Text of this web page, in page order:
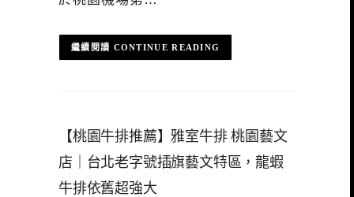
CONTINUE READING
【桃園牛排推薦】雅室牛排 桃園藝文
店｜台北老字號插旗藝文特區，龍蝦
牛排依舊超強大